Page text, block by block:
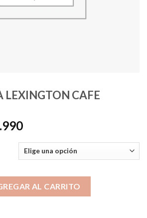
LEXINGTON CAFE
El
actual
es:
$14.990.
AL CARRITO